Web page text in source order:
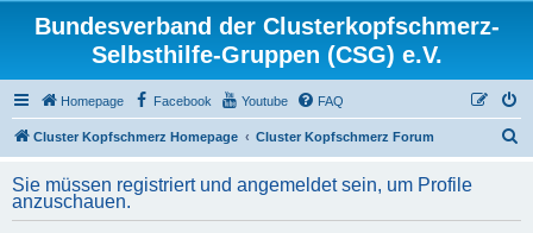
Bundesverband der Clusterkopfschmerz-
Selbsthilfe-Gruppen (CSG) e.V.
Homepage Facebook Youtube FAQ
Cluster Kopfschmerz Homepage Cluster Kopfschmerz Forum
h
Sie müssen registriert und angemeldet sein, um Profile
anzuschauen.